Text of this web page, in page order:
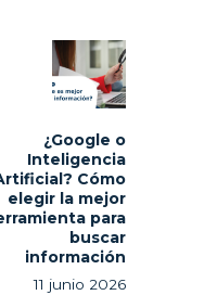
¿Google o
Inteligencia
Cómo
elegir la mejor
para
buscar
información
11 junio 2026